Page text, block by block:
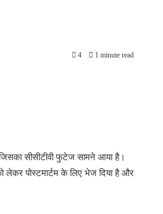
4 1 minute read
सीसीटीवी फुटेज सामने आया है।
पोस्टमार्टम के लिए भेज दिया है और